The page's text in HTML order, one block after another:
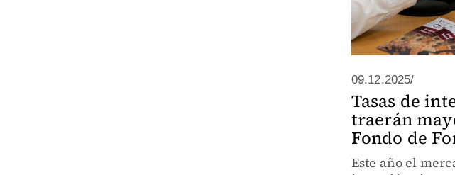
09.12.2025/
Tasas de
traerán
Fondo de
Este año el